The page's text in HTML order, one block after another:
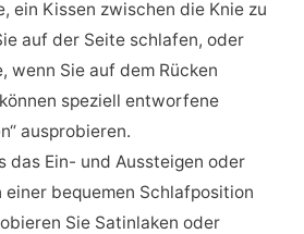
ein Kissen zwischen die Knie zu
auf der Seite schlafen, oder
wenn Sie auf dem Rücken
speziell entworfene
ausprobieren.
das Ein- und Aussteigen oder
einer bequemen Schlafposition
Sie Satinlaken oder